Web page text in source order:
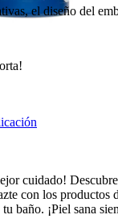
el diseño del
cuidado!
con los productos
baño. ¡Piel sana